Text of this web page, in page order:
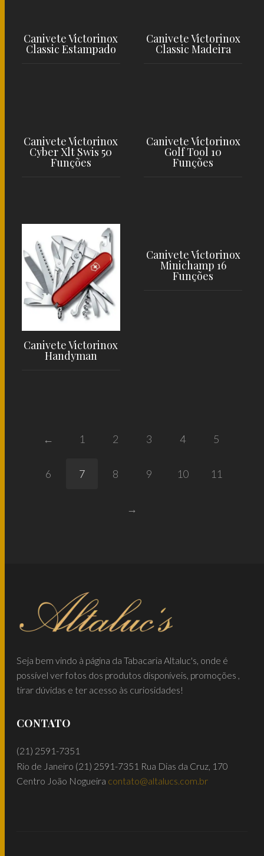
Canivete Victorinox
Classic Estampado
Canivete Victorinox
Classic Madeira
Canivete Victorinox
Cyber Xlt Swis 50
Funções
Canivete Victorinox
Golf Tool 10
Funções
Canivete Victorinox
Handyman
Canivete Victorinox
Minichamp 16
Funções
← 1 2 3 4 5
6 7 8 9 10 11
→
Seja bem vindo à página da Tabacaria Altaluc's, onde é
possível ver fotos dos produtos disponíveis, promoções ,
tirar dúvidas e ter acesso às curiosidades!
CONTATO
(21) 2591-7351
Rio de Janeiro (21) 2591-7351 Rua Dias da Cruz, 170
Centro João Nogueira contato@altalucs.com.br